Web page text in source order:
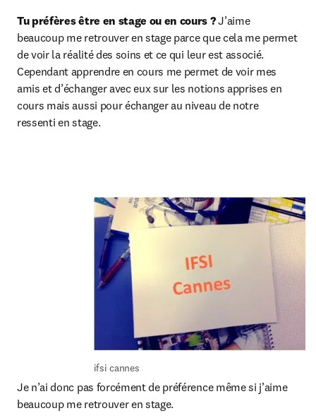
Tu préfères être en stage ou en cours ? J’aime
beaucoup me retrouver en stage parce que cela me permet
de voir la réalité des soins et ce qui leur est associé.
Cependant apprendre en cours me permet de voir mes
amis et d’échanger avec eux sur les notions apprises en
cours mais aussi pour échanger au niveau de notre
ressenti en stage.
ifsi cannes
Je n’ai donc pas forcément de préférence même si j’aime
beaucoup me retrouver en stage.